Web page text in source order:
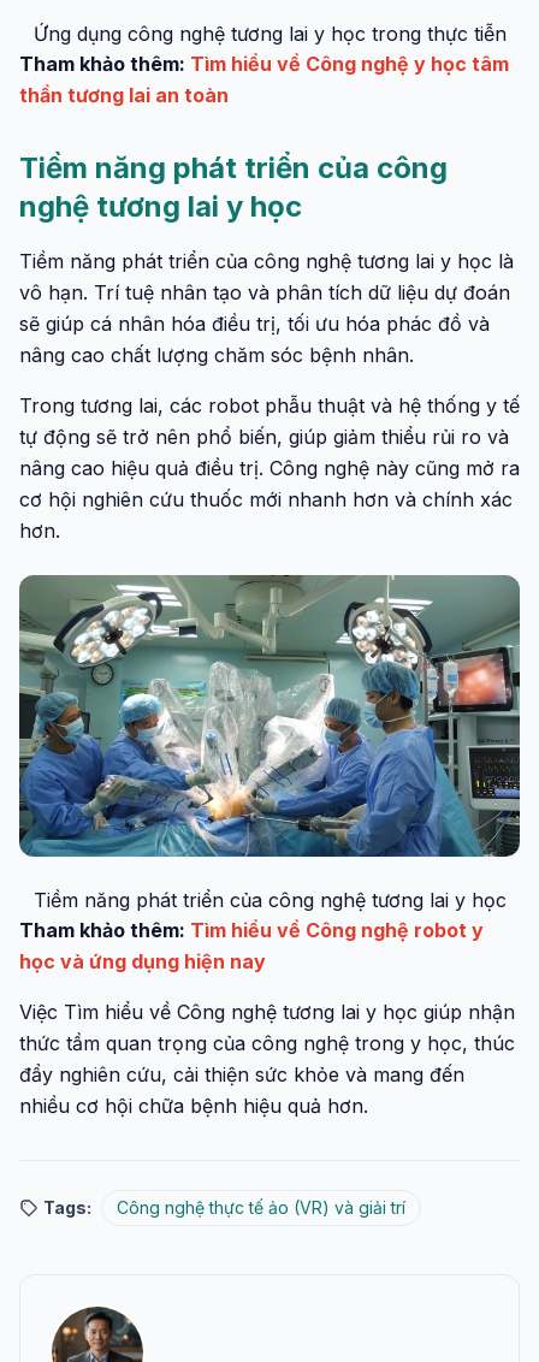
Ứng dụng công nghệ tương lai y học trong thực tiễn
Tham khảo thêm: Tìm hiểu về Công nghệ y học tâm
thần tương lai an toàn
Tiềm năng phát triển của công
nghệ tương lai y học
Tiềm năng phát triển của công nghệ tương lai y học là
vô hạn. Trí tuệ nhân tạo và phân tích dữ liệu dự đoán
sẽ giúp cá nhân hóa điều trị, tối ưu hóa phác đồ và
nâng cao chất lượng chăm sóc bệnh nhân.
Trong tương lai, các robot phẫu thuật và hệ thống y tế
tự động sẽ trở nên phổ biến, giúp giảm thiểu rủi ro và
nâng cao hiệu quả điều trị. Công nghệ này cũng mở ra
cơ hội nghiên cứu thuốc mới nhanh hơn và chính xác
hơn.
Tiềm năng phát triển của công nghệ tương lai y học
Tham khảo thêm: Tìm hiểu về Công nghệ robot y
học và ứng dụng hiện nay
Việc Tìm hiểu về Công nghệ tương lai y học giúp nhận
thức tầm quan trọng của công nghệ trong y học, thúc
đẩy nghiên cứu, cải thiện sức khỏe và mang đến
nhiều cơ hội chữa bệnh hiệu quả hơn.
Tags: Công nghệ thực tế ảo (VR) và giải trí